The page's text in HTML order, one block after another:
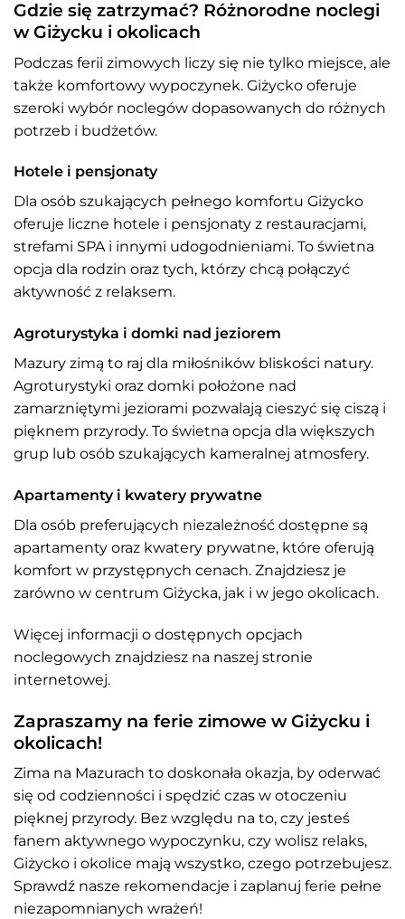
Gdzie się zatrzymać? Różnorodne noclegi
w Giżycku i okolicach
Podczas ferii zimowych liczy się nie tylko miejsce, ale
także komfortowy wypoczynek. Giżycko oferuje
szeroki wybór noclegów dopasowanych do różnych
potrzeb i budżetów.
Hotele i pensjonaty
Dla osób szukających pełnego komfortu Giżycko
oferuje liczne hotele i pensjonaty z restauracjami,
strefami SPA i innymi udogodnieniami. To świetna
opcja dla rodzin oraz tych, którzy chcą połączyć
aktywność z relaksem.
Agroturystyka i domki nad jeziorem
Mazury zimą to raj dla miłośników bliskości natury.
Agroturystyki oraz domki położone nad
zamarzniętymi jeziorami pozwalają cieszyć się ciszą i
pięknem przyrody. To świetna opcja dla większych
grup lub osób szukających kameralnej atmosfery.
Apartamenty i kwatery prywatne
Dla osób preferujących niezależność dostępne są
apartamenty oraz kwatery prywatne, które oferują
komfort w przystępnych cenach. Znajdziesz je
zarówno w centrum Giżycka, jak i w jego okolicach.
Więcej informacji o dostępnych opcjach
noclegowych znajdziesz na naszej stronie
internetowej.
Zapraszamy na ferie zimowe w Giżycku i
okolicach!
Zima na Mazurach to doskonała okazja, by oderwać
się od codzienności i spędzić czas w otoczeniu
pięknej przyrody. Bez względu na to, czy jesteś
fanem aktywnego wypoczynku, czy wolisz relaks,
Giżycko i okolice mają wszystko, czego potrzebujesz.
Sprawdź nasze rekomendacje i zaplanuj ferie pełne
niezapomnianych wrażeń!